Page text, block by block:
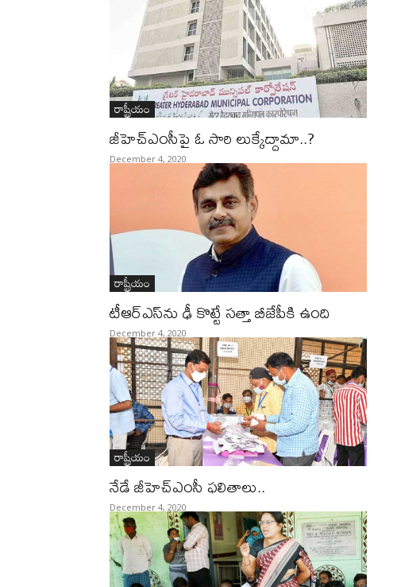
రాష్ట్రీయం
జీహెచ్‌ఎంసీపై ఓ సారి లుక్కేద్దామా..?
December 4, 2020
రాష్ట్రీయం
టీఆర్ఎస్‌ను ఢీ కొట్టే సత్తా బీజేపీకి ఉంది
December 4, 2020
రాష్ట్రీయం
నేడే జీహెచ్‌ఎంసీ ఫలితాలు‌..
December 4, 2020